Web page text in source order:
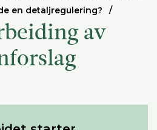
en detaljregulering?
av